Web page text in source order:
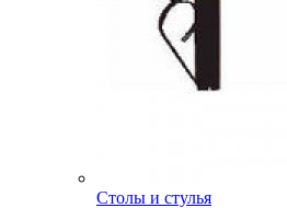
Столы и стулья